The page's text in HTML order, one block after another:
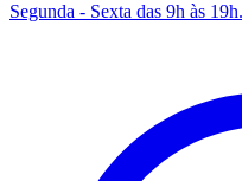
Segunda - Sexta das 9h às